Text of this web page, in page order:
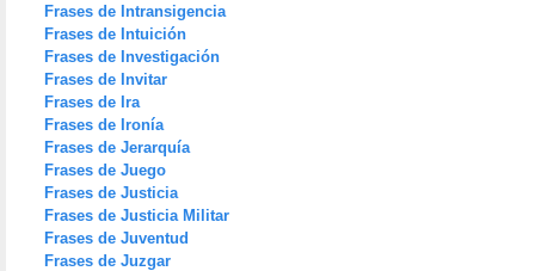
Frases de Intransigencia
Frases de Intuición
Frases de Investigación
Frases de Invitar
Frases de Ira
Frases de Ironía
Frases de Jerarquía
Frases de Juego
Frases de Justicia
Frases de Justicia Militar
Frases de Juventud
Frases de Juzgar